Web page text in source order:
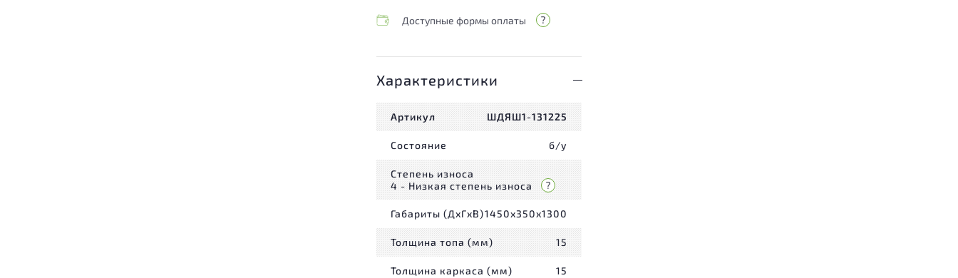
Доступные формы оплаты
Характеристики
Артикул ШДЯШ1-131225
Состояние б/у
Степень износа
4 - Низкая степень износа
Габариты (ДxГxВ)1450x350x1300
Толщина топа (мм) 15
Толщина каркаса (мм) 15